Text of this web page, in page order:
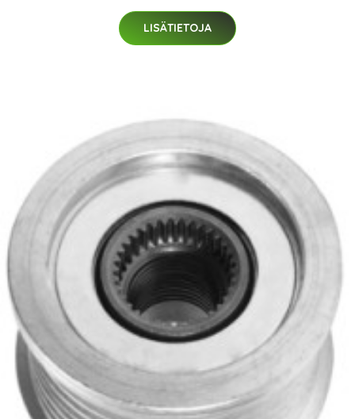
LISÄTIETOJA